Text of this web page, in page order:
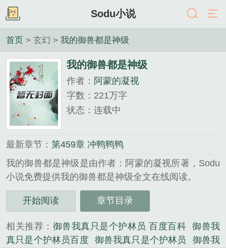
Sodu小说
首页 > 玄幻 > 我的御兽都是神级
我的御兽都是神级
作者： 阿蒙的凝视
字数：221万字
状态：连载中
最新章节： 第459章 冲鸭鸭鸭
我的御兽都是神级是由作者：阿蒙的凝视所著，Sodu
小说免费提供我的御兽都是神级全文在线阅读。
三秒记住本站：Sodu小说 网址：www.soduso.org...
《我的御兽都是神级》是阿蒙的凝视精心创作的玄幻
开始阅读 章节目录
相关推荐： 御兽我真只是个护林员 百度百科 御兽我
真只是个护林员百度
御兽我真只是个护林员
御兽我